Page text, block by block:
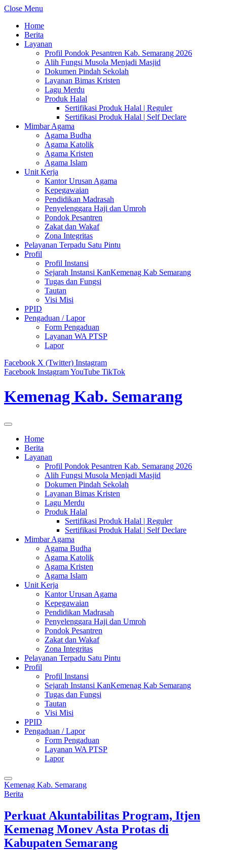
Close Menu
Home
Berita
Layanan
Profil Pondok Pesantren Kab. Semarang 2026
Alih Fungsi Musola Menjadi Masjid
Dokumen Pindah Sekolah
Layanan Bimas Kristen
Lagu Merdu
Produk Halal
Sertifikasi Produk Halal | Reguler
Sertifikasi Produk Halal | Self Declare
Mimbar Agama
Agama Budha
Agama Katolik
Agama Kristen
Agama Islam
Unit Kerja
Kantor Urusan Agama
Kepegawaian
Pendidikan Madrasah
Penyelenggara Haji dan Umroh
Pondok Pesantren
Zakat dan Wakaf
Zona Integritas
Pelayanan Terpadu Satu Pintu
Profil
Profil Instansi
Sejarah Instansi KanKemenag Kab Semarang
Tugas dan Fungsi
Tautan
Visi Misi
PPID
Pengaduan / Lapor
Form Pengaduan
Layanan WA PTSP
Lapor
Facebook X (Twitter) Instagram
Facebook InstagramYouTube TikTok
Kemenag Kab. Semarang
Home
Berita
Layanan
Profil Pondok Pesantren Kab. Semarang 2026
Alih Fungsi Musola Menjadi Masjid
Dokumen Pindah Sekolah
Layanan Bimas Kristen
Lagu Merdu
Produk Halal
Sertifikasi Produk Halal | Reguler
Sertifikasi Produk Halal | Self Declare
Mimbar Agama
Agama Budha
Agama Katolik
Agama Kristen
Agama Islam
Unit Kerja
Kantor Urusan Agama
Kepegawaian
Pendidikan Madrasah
Penyelenggara Haji dan Umroh
Pondok Pesantren
Zakat dan Wakaf
Zona Integritas
Pelayanan Terpadu Satu Pintu
Profil
Profil Instansi
Sejarah Instansi KanKemenag Kab Semarang
Tugas dan Fungsi
Tautan
Visi Misi
PPID
Pengaduan / Lapor
Form Pengaduan
Layanan WA PTSP
Lapor
Kemenag Kab. Semarang
Berita
Perkuat Akuntabilitas Program, Itjen
Kemenag Monev Asta Protas di
Kabupaten Semarang